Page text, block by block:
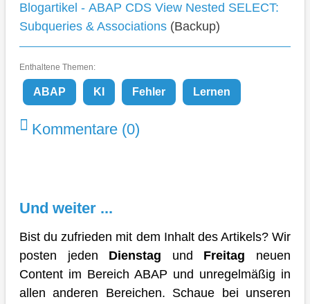
Blogartikel - ABAP CDS View Nested SELECT:
Subqueries & Associations (Backup)
Enthaltene Themen:
ABAP KI Fehler Lernen
Kommentare (0)
Und weiter ...
Bist du zufrieden mit dem Inhalt des Artikels? Wir
posten jeden Dienstag und Freitag neuen
Content im Bereich ABAP und unregelmäßig in
allen anderen Bereichen. Schaue bei unseren